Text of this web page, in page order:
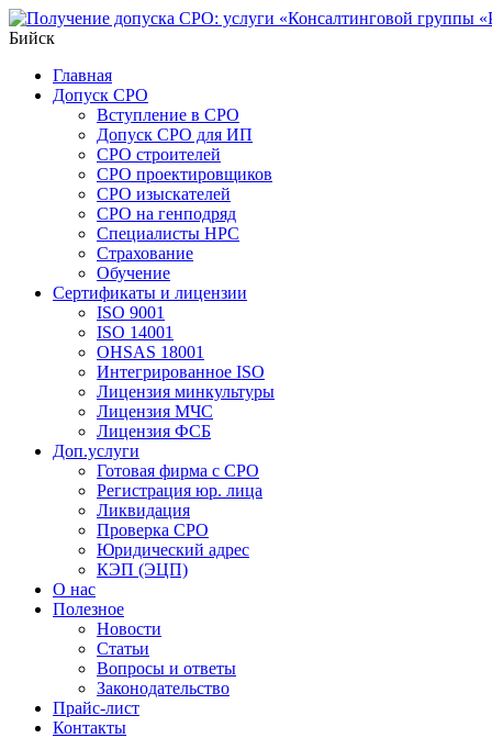
Бийск
Главная
Допуск СРО
Вступление в СРО
Допуск СРО для ИП
СРО строителей
СРО проектировщиков
СРО изыскателей
СРО на генподряд
Специалисты НРС
Страхование
Обучение
Сертификаты и лицензии
ISO 9001
ISO 14001
OHSAS 18001
Интегрированное ISO
Лицензия минкультуры
Лицензия МЧС
Лицензия ФСБ
Доп.услуги
Готовая фирма с СРО
Регистрация юр. лица
Ликвидация
Проверка СРО
Юридический адрес
КЭП (ЭЦП)
О нас
Полезное
Новости
Статьи
Вопросы и ответы
Законодательство
Прайс-лист
Контакты